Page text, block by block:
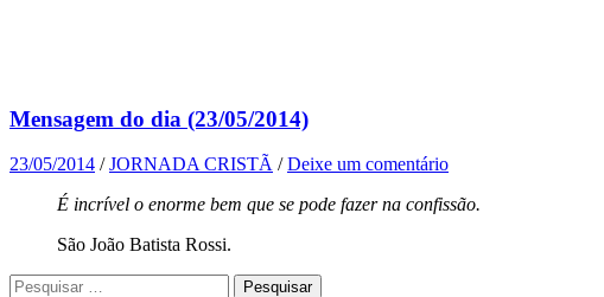
Mensagem do dia (23/05/2014)
23/05/2014 /JORNADA CRISTÃ /Deixe um comentário
É incrível o enorme bem que se pode fazer na confissão.
São João Batista Rossi.
Pesquisar